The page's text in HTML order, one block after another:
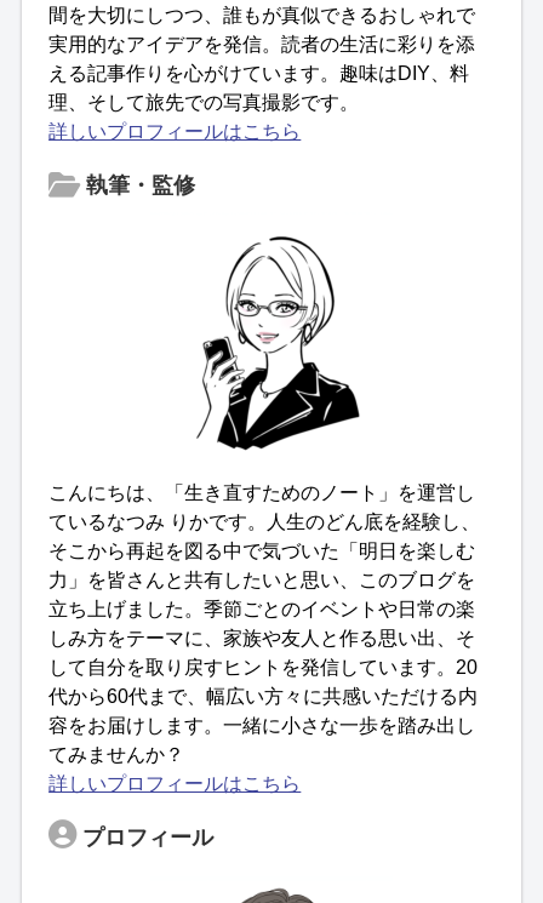
間を大切にしつつ、誰もが真似できるおしゃれで
実用的なアイデアを発信。読者の生活に彩りを添
える記事作りを心がけています。趣味はDIY、料
理、そして旅先での写真撮影です。
詳しいプロフィールはこちら
執筆・監修
こんにちは、「生き直すためのノート」を運営し
ているなつみ りかです。人生のどん底を経験し、
そこから再起を図る中で気づいた「明日を楽しむ
力」を皆さんと共有したいと思い、このブログを
立ち上げました。季節ごとのイベントや日常の楽
しみ方をテーマに、家族や友人と作る思い出、そ
して自分を取り戻すヒントを発信しています。20
代から60代まで、幅広い方々に共感いただける内
容をお届けします。一緒に小さな一歩を踏み出し
てみませんか？
詳しいプロフィールはこちら
プロフィール